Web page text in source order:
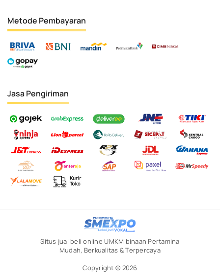
Metode Pembayaran
Jasa Pengiriman
Situs jual beli online UMKM binaan Pertamina
Mudah, Berkualitas & Terpercaya
Copyright © 2026